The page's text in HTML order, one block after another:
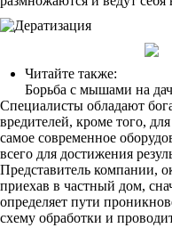
Читайте также:
Борьба с мышами на
Специалисты обладают
вредителей, кроме того,
самое современное
всего для достижения
Представитель компании,
приехав в частный дом,
определяет пути
схему обработки и